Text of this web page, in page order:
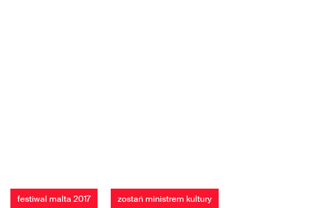
festiwal malta 2017 zostań ministrem kultury